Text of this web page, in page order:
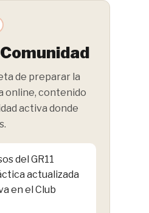
Comunidad
de preparar la
online, contenido
activa donde
del GR11
actualizada
en el Club